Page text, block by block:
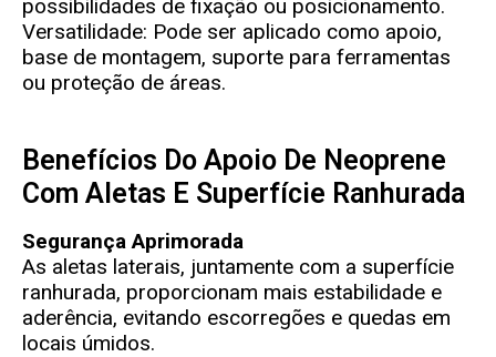
possibilidades de fixação ou posicionamento.
Versatilidade: Pode ser aplicado como apoio,
base de montagem, suporte para ferramentas
ou proteção de áreas.
Benefícios Do Apoio De Neoprene
Com Aletas E Superfície Ranhurada
Segurança Aprimorada
As aletas laterais, juntamente com a superfície
ranhurada, proporcionam mais estabilidade e
aderência, evitando escorregões e quedas em
locais úmidos.